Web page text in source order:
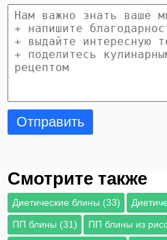
Отправить
Смотрите также
Диетические блины (33)
ПП блины (31)
ПП блины из